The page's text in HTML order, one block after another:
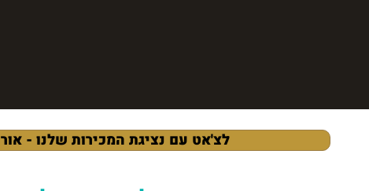
לצ'אט עם נציגת המכירות שלנו - אור